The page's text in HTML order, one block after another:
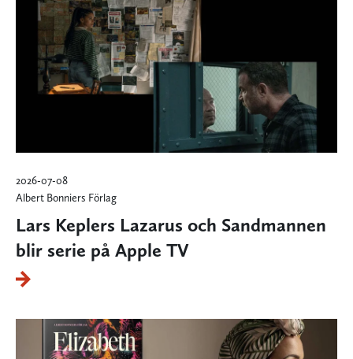
2026-07-08
Albert Bonniers Förlag
Lars Keplers Lazarus och Sandmannen
blir serie på Apple TV